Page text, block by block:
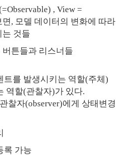
, View =
면, 모델 데이터의 변화에 따라
것들
버튼들과 리스너들
트를 발생시키는 역할(주체)
역할(관찰자)가 있다.
찰자(observer)에게 상태변경
록 가능